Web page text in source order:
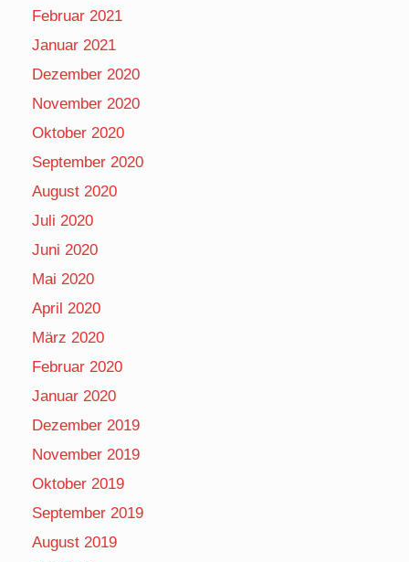
Februar 2021
Januar 2021
Dezember 2020
November 2020
Oktober 2020
September 2020
August 2020
Juli 2020
Juni 2020
Mai 2020
April 2020
März 2020
Februar 2020
Januar 2020
Dezember 2019
November 2019
Oktober 2019
September 2019
August 2019